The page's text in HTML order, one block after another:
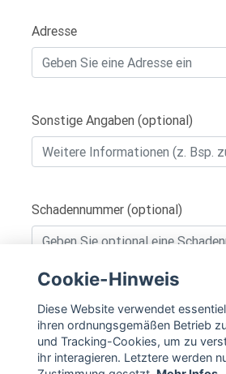
Adresse
Sonstige Angaben (optional)
Schadennummer (optional)
IN DEN WARENKORB
Cookie-Hinweis
Diese Website verwendet
ihren ordnungsgemäßen Betrieb
und Tracking-Cookies, um zu
ihr interagieren. Letztere werden